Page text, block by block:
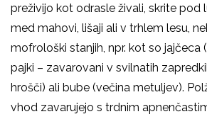
preživijo kot odrasle živali, skrite pod
med mahovi, lišaji ali v trhlem lesu,
mofrološki stanjih, npr. kot so jajčeca
pajki – zavarovani v svilnatih
hrošči) ali bube (večina metuljev).
vhod zavarujejo s trdnim